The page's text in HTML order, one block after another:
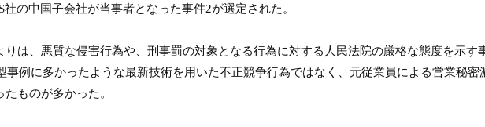
社の中国子会社が当事者となった事件2が選定された。
は、悪質な侵害行為や、刑事罰の対象となる行為に対する人民法院の厳格な態度を示す
事例に多かったような最新技術を用いた不正競争行為ではなく、元従業員による営業秘密
ものが多かった。